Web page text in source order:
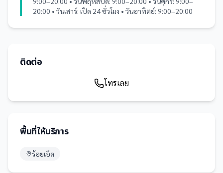
20:00 • วันเสาร์: เปิด 24 ชั่วโมง • วันอาทิตย์: 9:00–20:00
ติดต่อ
โทรเลย
พื้นที่ให้บริการ
ร้อยเอ็ด